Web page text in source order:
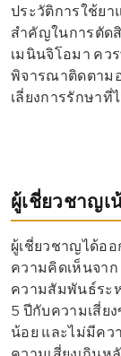
ประวัติการใช้ยา
สำคัญในการตัด
เมนินจิโอมา คว
พิจารณาติดตาม
เลี่ยงการรักษาที่
ผู้เชี่ยวชาญเ
ผู้เชี่ยวชาญได้อ
ความคิดเห็นจาก
ความสัมพันธ์ระห
5 ปีกับความเสี่ย
น้อย และไม่มีคว